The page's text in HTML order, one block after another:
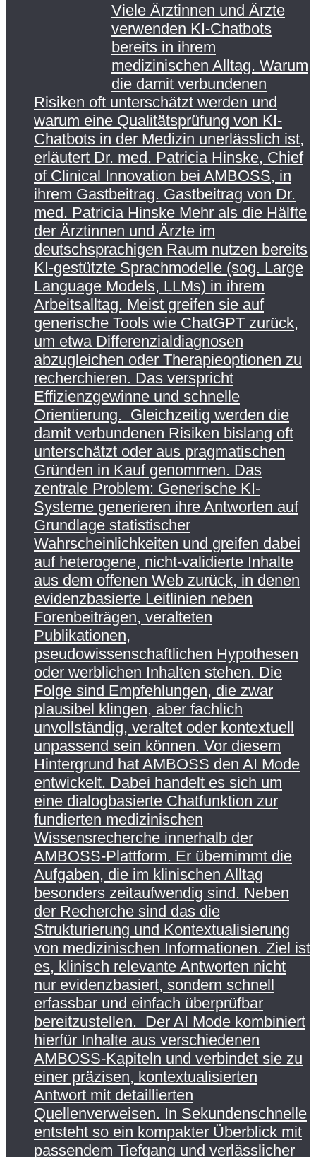
Viele Ärztinnen und Ärzte
verwenden KI-Chatbots
bereits in ihrem
medizinischen Alltag. Warum
die damit verbundenen
Risiken oft unterschätzt werden und
warum eine Qualitätsprüfung von KI-
Chatbots in der Medizin unerlässlich ist,
erläutert Dr. med. Patricia Hinske, Chief
of Clinical Innovation bei AMBOSS, in
ihrem Gastbeitrag. Gastbeitrag von Dr.
med. Patricia Hinske Mehr als die Hälfte
der Ärztinnen und Ärzte im
deutschsprachigen Raum nutzen bereits
KI-gestützte Sprachmodelle (sog. Large
Language Models, LLMs) in ihrem
Arbeitsalltag. Meist greifen sie auf
generische Tools wie ChatGPT zurück,
um etwa Differenzialdiagnosen
abzugleichen oder Therapieoptionen zu
recherchieren. Das verspricht
Effizienzgewinne und schnelle
Orientierung. Gleichzeitig werden die
damit verbundenen Risiken bislang oft
unterschätzt oder aus pragmatischen
Gründen in Kauf genommen. Das
zentrale Problem: Generische KI-
Systeme generieren ihre Antworten auf
Grundlage statistischer
Wahrscheinlichkeiten und greifen dabei
auf heterogene, nicht-validierte Inhalte
aus dem offenen Web zurück, in denen
evidenzbasierte Leitlinien neben
Forenbeiträgen, veralteten
Publikationen,
pseudowissenschaftlichen Hypothesen
oder werblichen Inhalten stehen. Die
Folge sind Empfehlungen, die zwar
plausibel klingen, aber fachlich
unvollständig, veraltet oder kontextuell
unpassend sein können. Vor diesem
Hintergrund hat AMBOSS den AI Mode
entwickelt. Dabei handelt es sich um
eine dialogbasierte Chatfunktion zur
fundierten medizinischen
Wissensrecherche innerhalb der
AMBOSS-Plattform. Er übernimmt die
Aufgaben, die im klinischen Alltag
besonders zeitaufwendig sind. Neben
der Recherche sind das die
Strukturierung und Kontextualisierung
von medizinischen Informationen. Ziel ist
es, klinisch relevante Antworten nicht
nur evidenzbasiert, sondern schnell
erfassbar und einfach überprüfbar
bereitzustellen. Der AI Mode kombiniert
hierfür Inhalte aus verschiedenen
AMBOSS-Kapiteln und verbindet sie zu
einer präzisen, kontextualisierten
Antwort mit detaillierten
Quellenverweisen. In Sekundenschnelle
entsteht so ein kompakter Überblick mit
passendem Tiefgang und verlässlicher